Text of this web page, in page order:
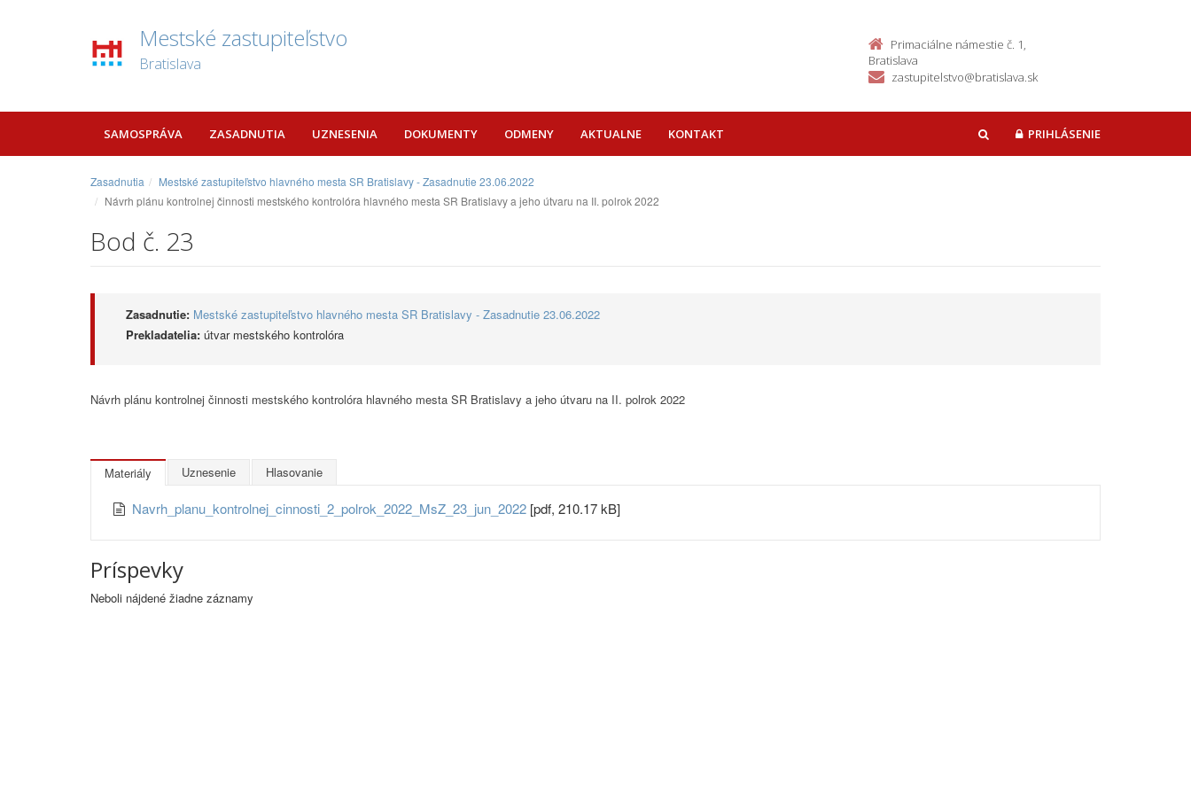
Mestské zastupiteľstvo
Bratislava
Primaciálne námestie č. 1,
Bratislava
zastupitelstvo@bratislava.sk
SAMOSPRÁVA ZASADNUTIA UZNESENIA DOKUMENTY ODMENY AKTUALNE KONTAKT HĽADAŤPRIHLÁSENIE
Zasadnutia
Mestské zastupiteľstvo hlavného mesta SR Bratislavy - Zasadnutie 23.06.2022
Návrh plánu kontrolnej činnosti mestského kontrolóra hlavného mesta SR Bratislavy a jeho útvaru na II. polrok 2022
Bod č. 23
Zasadnutie: Mestské zastupiteľstvo hlavného mesta SR Bratislavy - Zasadnutie 23.06.2022
Prekladatelia: útvar mestského kontrolóra
Návrh plánu kontrolnej činnosti mestského kontrolóra hlavného mesta SR Bratislavy a jeho útvaru na II. polrok 2022
Materiály Uznesenie Hlasovanie
Navrh_planu_kontrolnej_cinnosti_2_polrok_2022_MsZ_23_jun_2022 [pdf, 210.17 kB]
Príspevky
Neboli nájdené žiadne záznamy